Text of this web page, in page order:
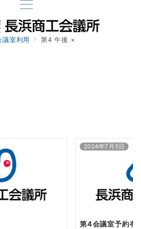
議室利用 第4 午後 ×
2024年7月3日
第4会議室予約有